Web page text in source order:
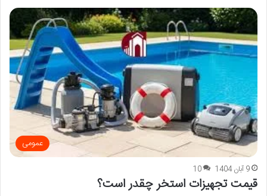
عمومی
9 آبان 1404 10
قیمت تجهیزات استخر چقدر است؟